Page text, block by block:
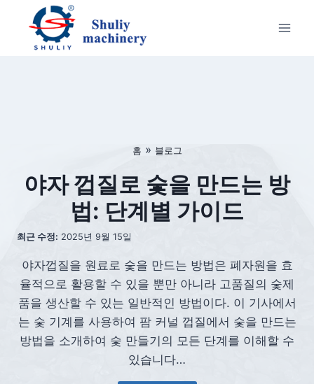
content
홈 » 블로그
야자 껍질로 숯을 만드는 방
법: 단계별 가이드
최근 수정: 2025년 9월 15일
야자껍질을 원료로 숯을 만드는 방법은 폐자원을 효
율적으로 활용할 수 있을 뿐만 아니라 고품질의 숯제
품을 생산할 수 있는 일반적인 방법이다. 이 기사에서
는 숯 기계를 사용하여 팜 커널 껍질에서 숯을 만드는
방법을 소개하여 숯 만들기의 모든 단계를 이해할 수
있습니다…